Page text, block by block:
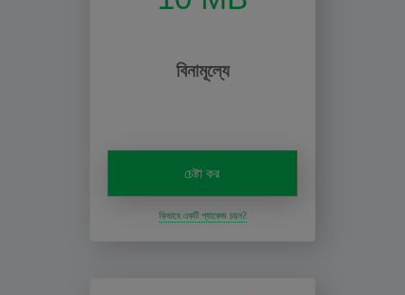
বিনামূল্যে
চেষ্টা কর
কিভাবে একটি প্যাকেজ চয়ন?